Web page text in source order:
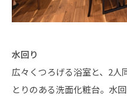
水回り
広々くつろげる浴室と、2人
とりのある洗面化粧台。水